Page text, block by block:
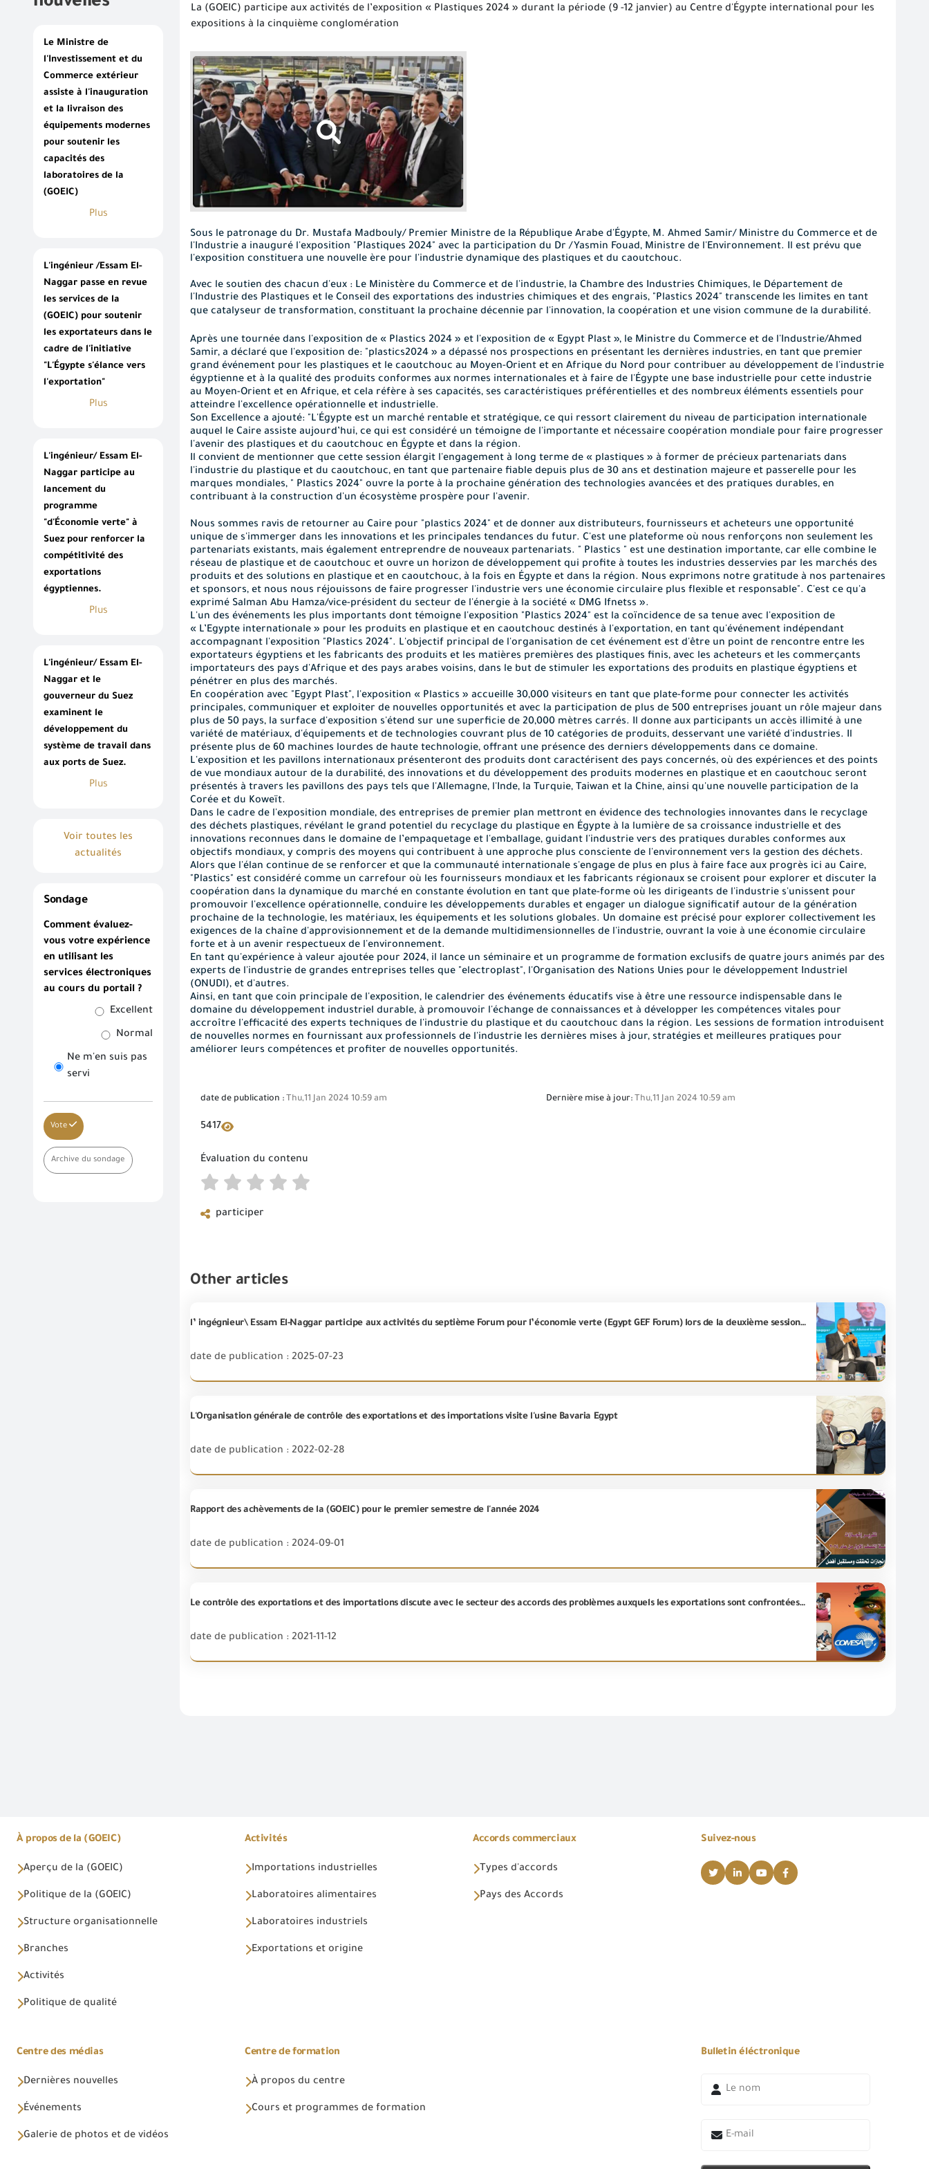
Le Ministre de
l'Investissement et du
Commerce extérieur
assiste à l'inauguration
et la livraison des
équipements modernes
pour soutenir les
capacités des
laboratoires de la
(GOEIC)
Plus
L'ingénieur /Essam El-
Naggar passe en revue
les services de la
(GOEIC) pour soutenir
les exportateurs dans le
cadre de l'initiative
"L'Égypte s'élance vers
l'exportation"
Plus
L'ingénieur/ Essam El-
Naggar participe au
lancement du
programme
"d'Économie verte" à
Suez pour renforcer la
compétitivité des
exportations
égyptiennes.
Plus
L'ingénieur/ Essam El-
Naggar et le
gouverneur du Suez
examinent le
développement du
système de travail dans
aux ports de Suez.
Plus
Voir toutes les
actualités
Sondage
Comment évaluez-
vous votre expérience
en utilisant les
services électroniques
au cours du portail ?
Excellent
Normal
Ne m'en suis pas
servi
Vote
Archive du sondage
La (GOEIC) participe aux activités de l’exposition « Plastiques 2024 » durant la période (9 -12 janvier) au Centre d'Égypte international pour les
expositions à la cinquième conglomération
Sous le patronage du Dr. Mustafa Madbouly/ Premier Ministre de la République Arabe d'Égypte, M. Ahmed Samir/ Ministre du Commerce et de
l'Industrie a inauguré l'exposition "Plastiques 2024" avec la participation du Dr /Yasmin Fouad, Ministre de l'Environnement. Il est prévu que
l'exposition constituera une nouvelle ère pour l'industrie dynamique des plastiques et du caoutchouc.
Avec le soutien des chacun d'eux : Le Ministère du Commerce et de l'industrie, la Chambre des Industries Chimiques, le Département de
l'Industrie des Plastiques et le Conseil des exportations des industries chimiques et des engrais, "Plastics 2024" transcende les limites en tant
que catalyseur de transformation, constituant la prochaine décennie par l'innovation, la coopération et une vision commune de la durabilité.
Après une tournée dans l'exposition de « Plastics 2024 » et l'exposition de « Egypt Plast », le Ministre du Commerce et de l'Industrie/Ahmed
Samir, a déclaré que l'exposition de: "plastics2024 » a dépassé nos prospections en présentant les dernières industries, en tant que premier
grand événement pour les plastiques et le caoutchouc au Moyen-Orient et en Afrique du Nord pour contribuer au développement de l'industrie
égyptienne et à la qualité des produits conformes aux normes internationales et à faire de l'Égypte une base industrielle pour cette industrie
au Moyen-Orient et en Afrique, et cela réfère à ses capacités, ses caractéristiques préférentielles et des nombreux éléments essentiels pour
atteindre l'excellence opérationnelle et industrielle.
Son Excellence a ajouté: "L'Égypte est un marché rentable et stratégique, ce qui ressort clairement du niveau de participation internationale
auquel le Caire assiste aujourd’hui, ce qui est considéré un témoigne de l'importante et nécessaire coopération mondiale pour faire progresser
l'avenir des plastiques et du caoutchouc en Égypte et dans la région.
Il convient de mentionner que cette session élargit l'engagement à long terme de « plastiques » à former de précieux partenariats dans
l'industrie du plastique et du caoutchouc, en tant que partenaire fiable depuis plus de 30 ans et destination majeure et passerelle pour les
marques mondiales, " Plastics 2024" ouvre la porte à la prochaine génération des technologies avancées et des pratiques durables, en
contribuant à la construction d'un écosystème prospère pour l'avenir.
Nous sommes ravis de retourner au Caire pour "plastics 2024" et de donner aux distributeurs, fournisseurs et acheteurs une opportunité
unique de s'immerger dans les innovations et les principales tendances du futur. C'est une plateforme où nous renforçons non seulement les
partenariats existants, mais également entreprendre de nouveaux partenariats. " Plastics " est une destination importante, car elle combine le
réseau de plastique et de caoutchouc et ouvre un horizon de développement qui profite à toutes les industries desservies par les marchés des
produits et des solutions en plastique et en caoutchouc, à la fois en Égypte et dans la région. Nous exprimons notre gratitude à nos partenaires
et sponsors, et nous nous réjouissons de faire progresser l'industrie vers une économie circulaire plus flexible et responsable". C'est ce qu'a
exprimé Salman Abu Hamza/vice-président du secteur de l'énergie à la société « DMG Ifnetss ».
L'un des événements les plus importants dont témoigne l'exposition "Plastics 2024" est la coïncidence de sa tenue avec l'exposition de
« L’Egypte internationale » pour les produits en plastique et en caoutchouc destinés à l'exportation, en tant qu'événement indépendant
accompagnant l'exposition "Plastics 2024". L'objectif principal de l'organisation de cet événement est d'être un point de rencontre entre les
exportateurs égyptiens et les fabricants des produits et les matières premières des plastiques finis, avec les acheteurs et les commerçants
importateurs des pays d'Afrique et des pays arabes voisins, dans le but de stimuler les exportations des produits en plastique égyptiens et
pénétrer en plus des marchés.
En coopération avec "Egypt Plast", l'exposition « Plastics » accueille 30,000 visiteurs en tant que plate-forme pour connecter les activités
principales, communiquer et exploiter de nouvelles opportunités et avec la participation de plus de 500 entreprises jouant un rôle majeur dans
plus de 50 pays, la surface d'exposition s'étend sur une superficie de 20,000 mètres carrés. Il donne aux participants un accès illimité à une
variété de matériaux, d'équipements et de technologies couvrant plus de 10 catégories de produits, desservant une variété d'industries. Il
présente plus de 60 machines lourdes de haute technologie, offrant une présence des derniers développements dans ce domaine.
L'exposition et les pavillons internationaux présenteront des produits dont caractérisent des pays concernés, où des expériences et des points
de vue mondiaux autour de la durabilité, des innovations et du développement des produits modernes en plastique et en caoutchouc seront
présentés à travers les pavillons des pays tels que l'Allemagne, l'Inde, la Turquie, Taiwan et la Chine, ainsi qu'une nouvelle participation de la
Corée et du Koweït.
Dans le cadre de l'exposition mondiale, des entreprises de premier plan mettront en évidence des technologies innovantes dans le recyclage
des déchets plastiques, révélant le grand potentiel du recyclage du plastique en Égypte à la lumière de sa croissance industrielle et des
innovations reconnues dans le domaine de l’empaquetage et l'emballage, guidant l'industrie vers des pratiques durables conformes aux
objectifs mondiaux, y compris des moyens qui contribuent à une approche plus consciente de l'environnement vers la gestion des déchets.
Alors que l'élan continue de se renforcer et que la communauté internationale s'engage de plus en plus à faire face aux progrès ici au Caire,
"Plastics" est considéré comme un carrefour où les fournisseurs mondiaux et les fabricants régionaux se croisent pour explorer et discuter la
coopération dans la dynamique du marché en constante évolution en tant que plate-forme où les dirigeants de l'industrie s'unissent pour
promouvoir l'excellence opérationnelle, conduire les développements durables et engager un dialogue significatif autour de la génération
prochaine de la technologie, les matériaux, les équipements et les solutions globales. Un domaine est précisé pour explorer collectivement les
exigences de la chaîne d'approvisionnement et de la demande multidimensionnelles de l'industrie, ouvrant la voie à une économie circulaire
forte et à un avenir respectueux de l'environnement.
En tant qu'expérience à valeur ajoutée pour 2024, il lance un séminaire et un programme de formation exclusifs de quatre jours animés par des
experts de l'industrie de grandes entreprises telles que "electroplast", l'Organisation des Nations Unies pour le développement Industriel
(ONUDI), et d'autres.
Ainsi, en tant que coin principale de l'exposition, le calendrier des événements éducatifs vise à être une ressource indispensable dans le
domaine du développement industriel durable, à promouvoir l'échange de connaissances et à développer les compétences vitales pour
accroître l'efficacité des experts techniques de l'industrie du plastique et du caoutchouc dans la région. Les sessions de formation introduisent
de nouvelles normes en fournissant aux professionnels de l'industrie les dernières mises à jour, stratégies et meilleures pratiques pour
améliorer leurs compétences et profiter de nouvelles opportunités.
date de publication : Thu,11 Jan 2024 10:59 am Dernière mise à jour: Thu,11 Jan 2024 10:59 am
5417
Évaluation du contenu
participer
Other articles
l’ ingégnieur\ Essam El-Naggar participe aux activités du septième Forum pour l’économie verte (Egypt GEF Forum) lors de la deuxième session de discussion intitulée "Ouverture de nouveaux marchés et augmentation des taux d’exportation"
date de publication : 2025-07-23
L'Organisation générale de contrôle des exportations et des importations visite l'usine Bavaria Egypt
date de publication : 2022-02-28
Rapport des achèvements de la (GOEIC) pour le premier semestre de l'année 2024
date de publication : 2024-09-01
Le contrôle des exportations et des importations discute avec le secteur des accords des problèmes auxquels les exportations sont confrontées dans l’accord COMESA
date de publication : 2021-11-12
À propos de la (GOEIC)
Aperçu de la (GOEIC)
Politique de la (GOEIC)
Structure organisationnelle
Branches
Activités
Politique de qualité
Activités
Importations industrielles
Laboratoires alimentaires
Laboratoires industriels
Exportations et origine
Accords commerciaux
Types d'accords
Pays des Accords
Suivez-nous
Centre des médias
Dernières nouvelles
Événements
Galerie de photos et de vidéos
Centre de formation
À propos du centre
Cours et programmes de formation
Bulletin éléctronique